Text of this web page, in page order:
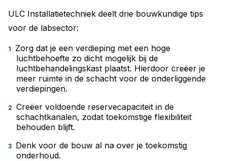
ULC Installatietechniek deelt drie bouwkundige tips
voor de labsector:
Zorg dat je een verdieping met een hoge
luchtbehoefte zo dicht mogelijk bij de
luchtbehandelingskast plaatst. Hierdoor creëer je
meer ruimte in de schacht voor de onderliggende
verdiepingen.
Creëer voldoende reservecapaciteit in de
schachtkanalen, zodat toekomstige flexibiliteit
behouden blijft.
Denk voor de bouw al na over je toekomstig
onderhoud.